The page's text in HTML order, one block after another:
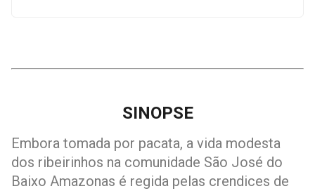
SINOPSE
Embora tomada por pacata, a vida modesta
dos ribeirinhos na comunidade São José do
Baixo Amazonas é regida pelas crendices de